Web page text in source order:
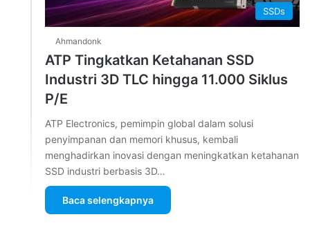
SSDs
Ahmandonk
ATP Tingkatkan Ketahanan SSD
Industri 3D TLC hingga 11.000 Siklus
P/E
ATP Electronics, pemimpin global dalam solusi
penyimpanan dan memori khusus, kembali
menghadirkan inovasi dengan meningkatkan ketahanan
SSD industri berbasis 3D…
Baca selengkapnya